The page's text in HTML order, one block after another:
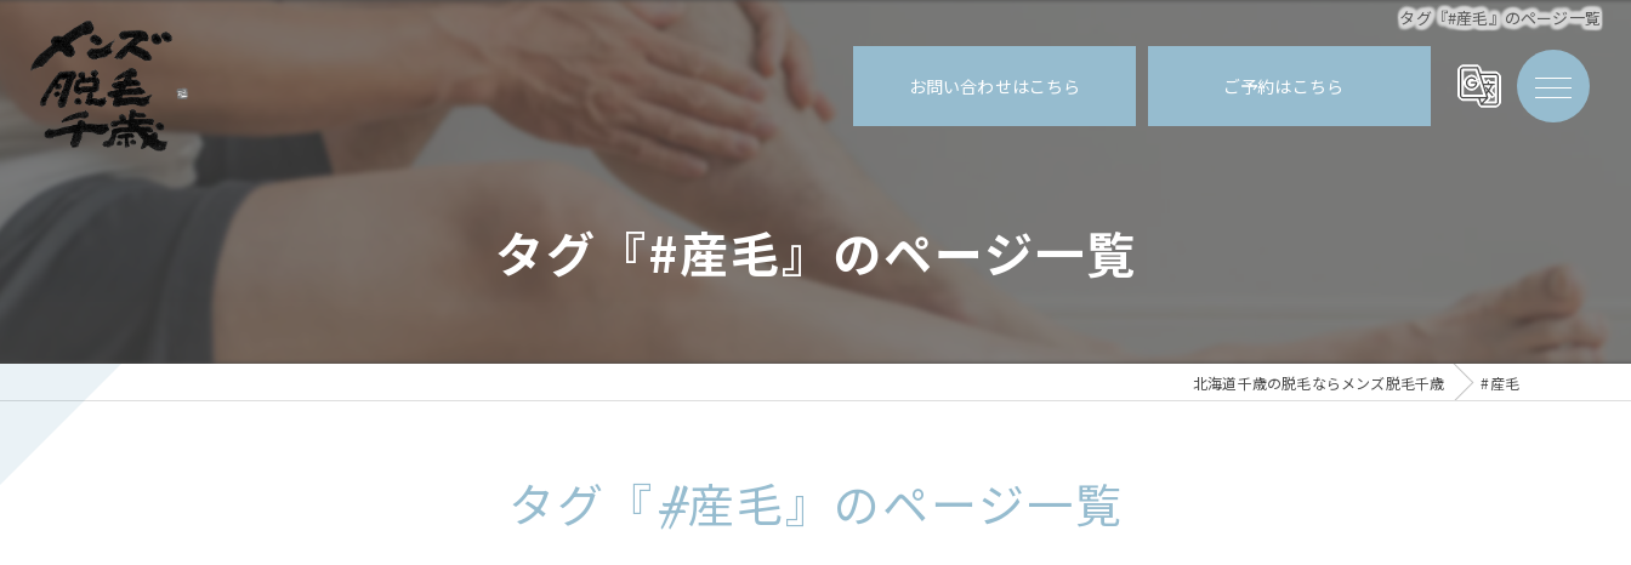
タグ『#産毛』のページ一覧
お問い合わせはこちら ご予約はこちら
タグ『#産毛』のページ一覧
北海道千歳の脱毛ならメンズ脱毛千歳 #産毛
タグ『#産毛』のページ一覧